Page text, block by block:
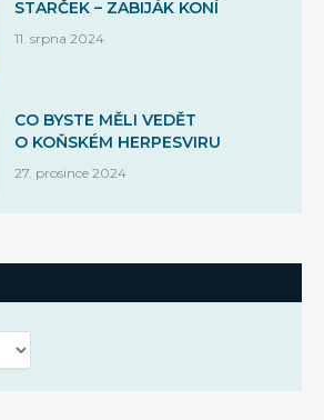
STARČEK – ZABIJÁK KONÍ
11. srpna 2024
CO BYSTE MĚLI VEDĚT
O KOŇSKÉM HERPESVIRU
27. prosince 2024